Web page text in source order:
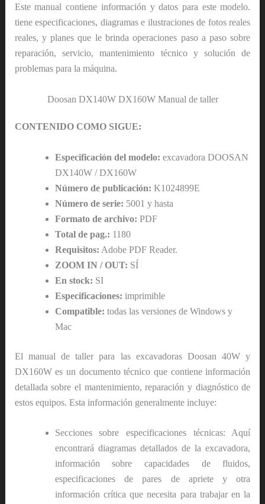
Este manual contiene información y datos para este modelo.
tiene especificaciones, diagramas e ilustraciones de fotos reales
reales, y planes que le brinda operaciones paso a paso sobre
reparación, servicio, mantenimiento técnico y solución de
problemas para la máquina.
Doosan DX140W DX160W Manual de taller
CONTENIDO COMO SIGUE:
Especificación del modelo: excavadora DOOSAN
DX140W / DX160W
Número de publicación: K1024899E
Número de serie: 5001 y hasta
Formato de archivo: PDF
Total de pag.: 1180
Requisitos: Adobe PDF Reader.
ZOOM IN / OUT: SÍ
En stock: SI
Especificaciones: imprimible
Compatible: todas las versiones de Windows y
Mac
El manual de taller para las excavadoras Doosan 40W y
DX160W es un documento técnico que contiene información
detallada sobre el mantenimiento, reparación y diagnóstico de
estos equipos. Esta información generalmente incluye:
Secciones sobre especificaciones técnicas: Aquí
encontrará diagramas detallados de la excavadora,
información sobre capacidades de fluidos,
especificaciones de pares de apriete y otra
información crítica que necesita para trabajar en la